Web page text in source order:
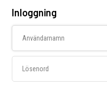
Inloggning